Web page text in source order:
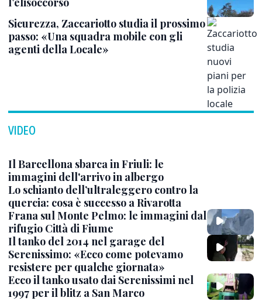
Sicurezza, Zaccariotto studia il prossimo
passo: «Una squadra mobile con gli
agenti della Locale»
VIDEO
Il Barcellona sbarca in Friuli: le
immagini dell'arrivo in albergo
Lo schianto dell’ultraleggero contro la
quercia: cosa è successo a Rivarotta
Frana sul Monte Pelmo: le immagini dal
rifugio Città di Fiume
Il tanko del 2014 nel garage del
Serenissimo: «Ecco come potevamo
resistere per qualche giornata»
Ecco il tanko usato dai Serenissimi nel
1997 per il blitz a San Marco